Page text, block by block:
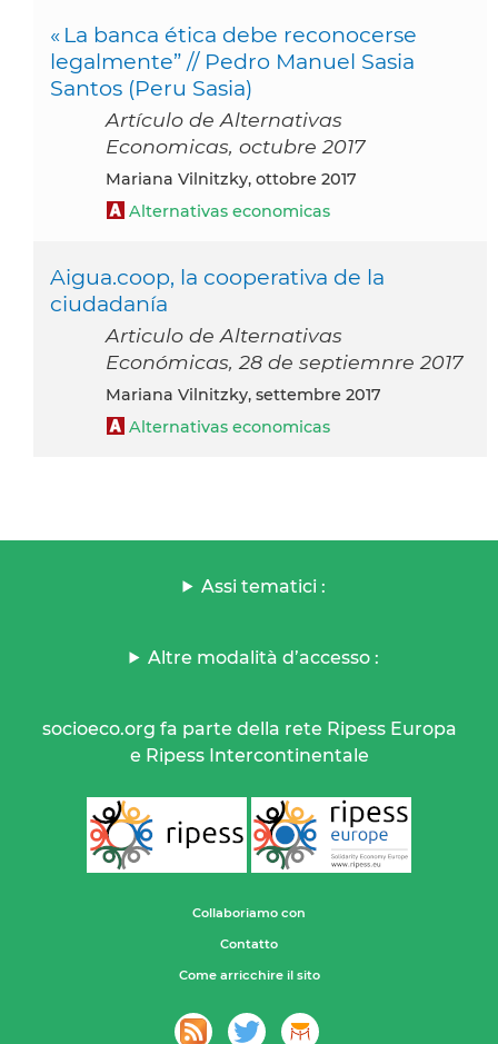
« La banca ética debe reconocerse
legalmente” // Pedro Manuel Sasia
Santos (Peru Sasia)
Artículo de Alternativas
Economicas, octubre 2017
Mariana Vilnitzky, ottobre 2017
Alternativas economicas
Aigua.coop, la cooperativa de la
ciudadanía
Articulo de Alternativas
Económicas, 28 de septiemnre 2017
Mariana Vilnitzky, settembre 2017
Alternativas economicas
Assi tematici :
Altre modalità d’accesso :
socioeco.org fa parte della rete Ripess Europa
e Ripess Intercontinentale
Collaboriamo con
Contatto
Come arricchire il sito